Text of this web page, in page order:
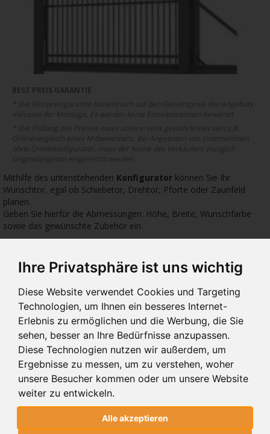
Ihre Privatsphäre ist uns wichtig
Diese Website verwendet Cookies und Targeting
Technologien, um Ihnen ein besseres Internet-
Erlebnis zu ermöglichen und die Werbung, die Sie
sehen, besser an Ihre Bedürfnisse anzupassen.
Diese Technologien nutzen wir außerdem, um
Ergebnisse zu messen, um zu verstehen, woher
unsere Besucher kommen oder um unsere Website
weiter zu entwickeln.
Alle akzeptieren
Downloads
Farbe Muster
Bestellen
Nachrichten
Impressum
BEST PREIS GARANTIE
* Die Bestpreisgarantie bezieht sich auf den Gesamtpreis des Angebots
inklusive der Montage. Es werden keine Einzelpositionen bewertet.
* Die Prüfung des Preises muss unsererseits gewährleistet sein z.B.
Onlinevergleich eines Mitbewerbers. Bei Angeboten von Unternehmen
ohne Onlinekonfigurator, muss der Name des Verkäufers zuzügich
Originalangebot eingereicht werden.
Mithilfe des untenstehenden Konfigurator können Sie Ihr
Wunschtor, egal ob Schiebetor, Drehtor, Pforte oder Zaunfeld
planen.
Geben Sie hierfür die Abmessungen: Höhe, Breite, Wunschfarbe
sowie das gewünschte Zubehör ein.
10.07
SCHIEBETORE 10.07
2034 €
10.00
SCHIEBETORE 10.00
1774 €
SCHIEBETORE 10.07